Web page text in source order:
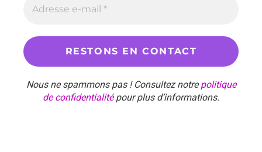
Nous ne spammons pas ! Consultez notrepolitique
de confidentialitépour plus d’informations.